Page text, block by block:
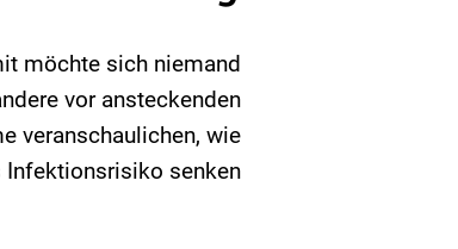
möchte sich niemand
vor ansteckenden
veranschaulichen, wie
senken.